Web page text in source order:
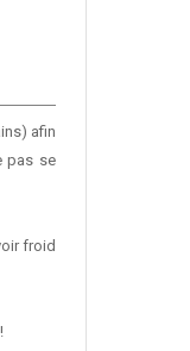
afin
pas se
froid